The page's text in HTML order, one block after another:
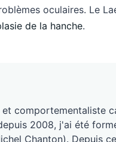
oculaires. Le
de la hanche.
et comportementaliste
2008, j'ai été
Chanton). Depuis